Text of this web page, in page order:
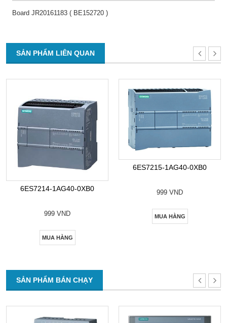
Board JR20161183 ( BE152720 )
SẢN PHẨM LIÊN QUAN
6ES7214-1AG40-0XB0
999 VND
MUA HÀNG
6ES7215-1AG40-0XB0
999 VND
MUA HÀNG
SẢN PHẨM BÁN CHẠY